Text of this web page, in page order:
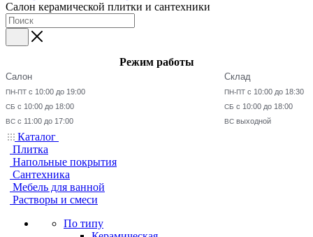
Салон керамической плитки и сантехники
Режим работы
Салон
ПН-ПТ с 10:00 до 19:00
СБ с 10:00 до 18:00
ВС с 11:00 до 17:00
Склад
ПН-ПТ с 10:00 до 18:30
СБ с 10:00 до 18:00
ВС выходной
Каталог
Плитка
Напольные покрытия
Сантехника
Мебель для ванной
Растворы и смеси
По типу